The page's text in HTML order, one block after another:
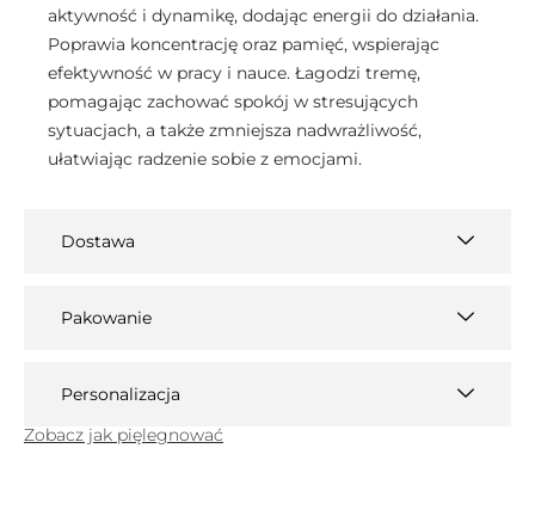
aktywność i dynamikę, dodając energii do działania.
Poprawia koncentrację oraz pamięć, wspierając
efektywność w pracy i nauce. Łagodzi tremę,
pomagając zachować spokój w stresujących
sytuacjach, a także zmniejsza nadwrażliwość,
ułatwiając radzenie sobie z emocjami.
Dostawa
Pakowanie
Personalizacja
Zobacz jak pięlegnować